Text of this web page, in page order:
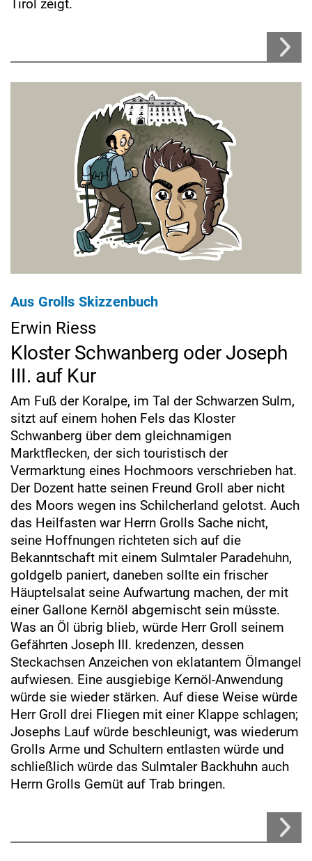
Tirol zeigt.
Aus Grolls Skizzenbuch
Erwin Riess
Kloster Schwanberg oder Joseph
III. auf Kur
Am Fuß der Koralpe, im Tal der Schwarzen Sulm,
sitzt auf einem hohen Fels das Kloster
Schwanberg über dem gleichnamigen
Marktflecken, der sich touristisch der
Vermarktung eines Hochmoors verschrieben hat.
Der Dozent hatte seinen Freund Groll aber nicht
des Moors wegen ins Schilcherland gelotst. Auch
das Heilfasten war Herrn Grolls Sache nicht,
seine Hoffnungen richteten sich auf die
Bekanntschaft mit einem Sulmtaler Paradehuhn,
goldgelb paniert, daneben sollte ein frischer
Häuptelsalat seine Aufwartung machen, der mit
einer Gallone Kernöl abgemischt sein müsste.
Was an Öl übrig blieb, würde Herr Groll seinem
Gefährten Joseph III. kredenzen, dessen
Steckachsen Anzeichen von eklatantem Ölmangel
aufwiesen. Eine ausgiebige Kernöl-Anwendung
würde sie wieder stärken. Auf diese Weise würde
Herr Groll drei Fliegen mit einer Klappe schlagen;
Josephs Lauf würde beschleunigt, was wiederum
Grolls Arme und Schultern entlasten würde und
schließlich würde das Sulmtaler Backhuhn auch
Herrn Grolls Gemüt auf Trab bringen.